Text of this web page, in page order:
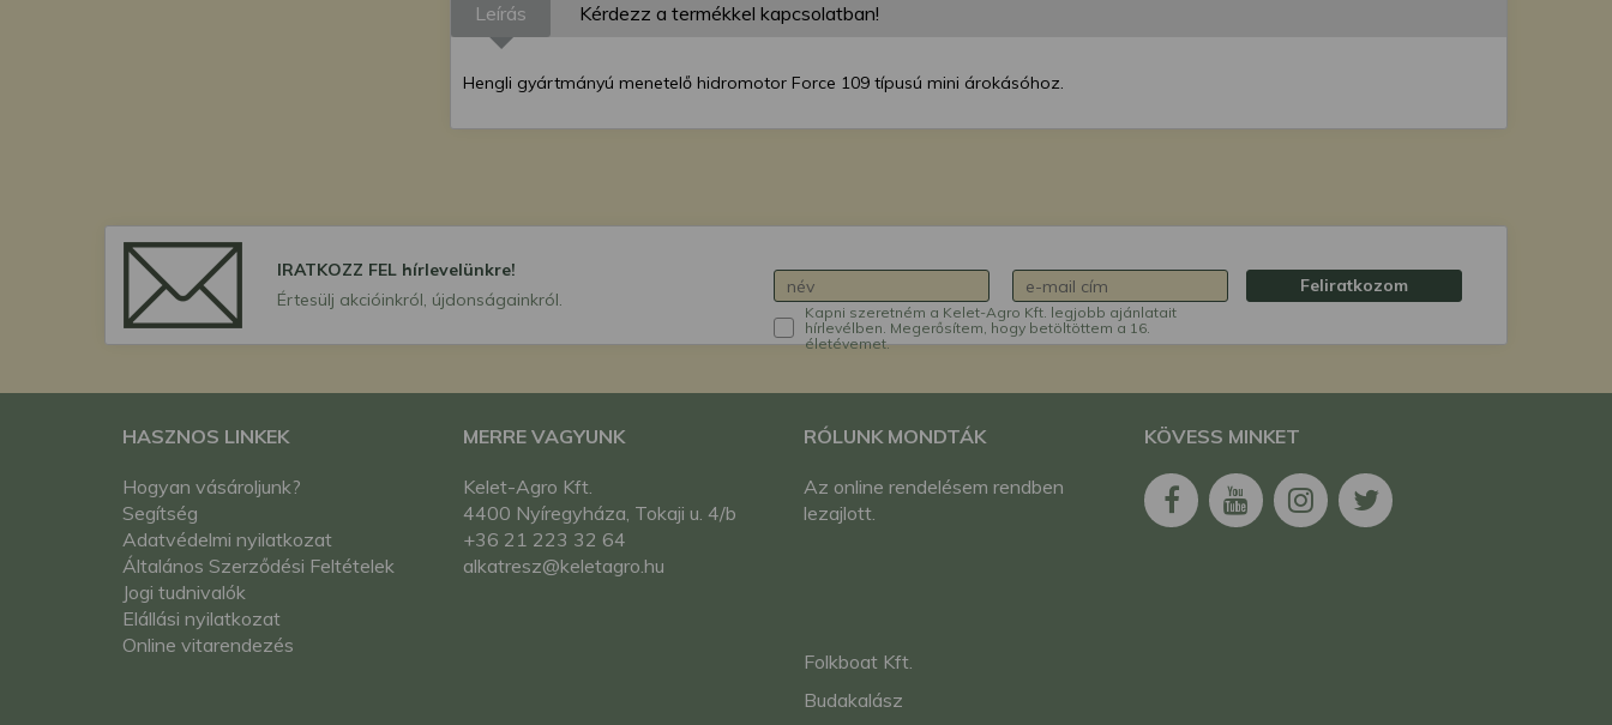
Leírás Kérdezz a termékkel kapcsolatban!
Hengli gyártmányú menetelő hidromotor Force 109 típusú mini árokásóhoz.
IRATKOZZ FEL hírlevelünkre!
Értesülj akcióinkról, újdonságainkról.
Kapni szeretném a Kelet-Agro Kft. legjobb ajánlatait
hírlevélben. Megerősítem, hogy betöltöttem a 16.
életévemet.
Feliratkozom
HASZNOS LINKEK
Hogyan vásároljunk?
Segítség
Adatvédelmi nyilatkozat
Általános Szerződési Feltételek
Jogi tudnivalók
Elállási nyilatkozat
Online vitarendezés
MERRE VAGYUNK
Kelet-Agro Kft.
4400 Nyíregyháza, Tokaji u. 4/b
+36 21 223 32 64
alkatresz@keletagro.hu
RÓLUNK MONDTÁK
Az online rendelésem rendben
lezajlott.
Folkboat Kft.
Budakalász
KÖVESS MINKET